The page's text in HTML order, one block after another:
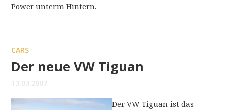
Power unterm Hintern.
CARS
Der neue VW Tiguan
13.03.2007
Der VW Tiguan ist das